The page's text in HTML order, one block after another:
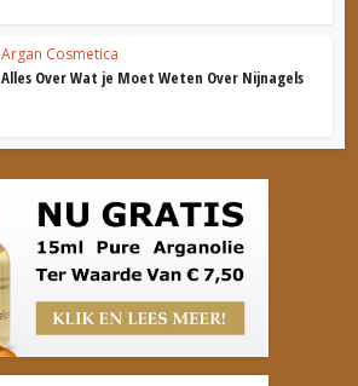
Argan Cosmetica
Alles Over Wat je Moet Weten Over Nijnagels